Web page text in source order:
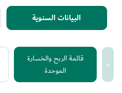
البيانات السنوية
قائمة الربح والخسارة
الموحدة
>